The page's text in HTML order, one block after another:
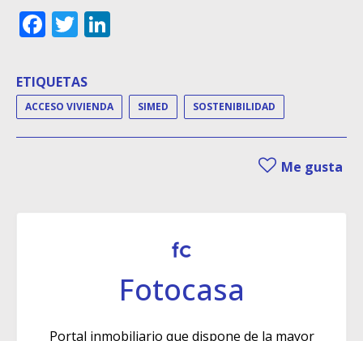
Facebook
Twitter
ETIQUETAS
ACCESO VIVIENDA SIMED SOSTENIBILIDAD
Me gusta
Fotocasa
Portal inmobiliario que dispone de la mayor